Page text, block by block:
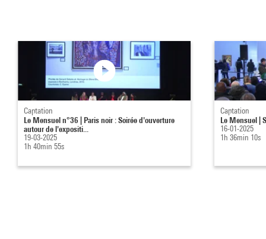
Captation
Le Mensuel n°36 | Paris noir : Soirée d'ouverture
autour de l'expositi...
19-03-2025
1h 40min 55s
Captation
Le Mensuel |
16-01-2025
1h 36min 10s